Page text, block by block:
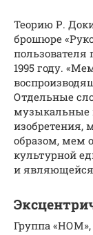
Теорию Р.
брошюре
пользователя
1995 году.
Отдельные
музыкальные
изобретения,
образом, мем
культурной
и являющейся
Группа